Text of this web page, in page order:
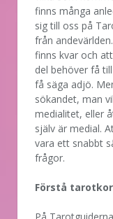
finns många
sig till oss på
från
finns kvar och
del behöver få
få säga adjö.
sökandet, man
medialitet, eller
själv är medial.
vara ett snabbt
frågor.
Förstå
På